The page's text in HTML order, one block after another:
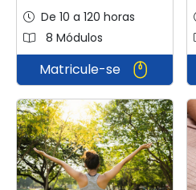
De 10 a 120 horas
8 Módulos
Matricule-se